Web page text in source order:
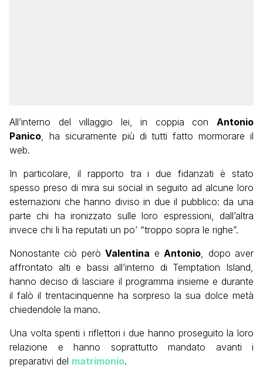
All’interno del villaggio lei, in coppia con Antonio
Panico, ha sicuramente più di tutti fatto mormorare il
web.
In particolare, il rapporto tra i due fidanzati è stato
spesso preso di mira sui social in seguito ad alcune loro
esternazioni che hanno diviso in due il pubblico: da una
parte chi ha ironizzato sulle loro espressioni, dall’altra
invece chi li ha reputati un po’ “troppo sopra le righe”.
Nonostante ciò peròValentina eAntonio, dopo aver
affrontato alti e bassi all’interno di Temptation Island,
hanno deciso di lasciare il programma insieme e durante
il falò il trentacinquenne ha sorpreso la sua dolce metà
chiedendole la mano.
Una volta spenti i riflettori i due hanno proseguito la loro
relazione e hanno soprattutto mandato avanti i
preparativi del matrimonio.